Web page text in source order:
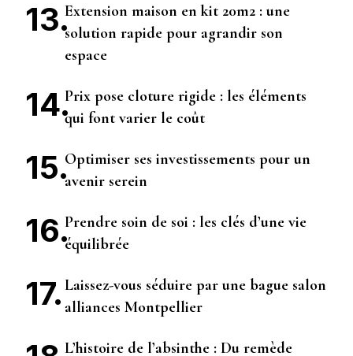
Extension maison en kit 20m2 : une
solution rapide pour agrandir son
espace
Prix pose cloture rigide : les éléments
qui font varier le coût
Optimiser ses investissements pour un
avenir serein
Prendre soin de soi : les clés d’une vie
équilibrée
Laissez-vous séduire par une bague salon
alliances Montpellier
L’histoire de l’absinthe : Du remède